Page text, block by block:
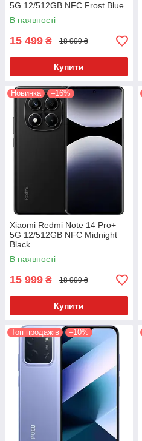
5G 12/512GB NFC Frost Blue
В наявності
15 499 ₴ 18 999 ₴
Купити
Новинка –16%
Xiaomi Redmi Note 14 Pro+
5G 12/512GB NFC Midnight
Black
В наявності
15 999 ₴ 18 999 ₴
Купити
Топ продажів –10%